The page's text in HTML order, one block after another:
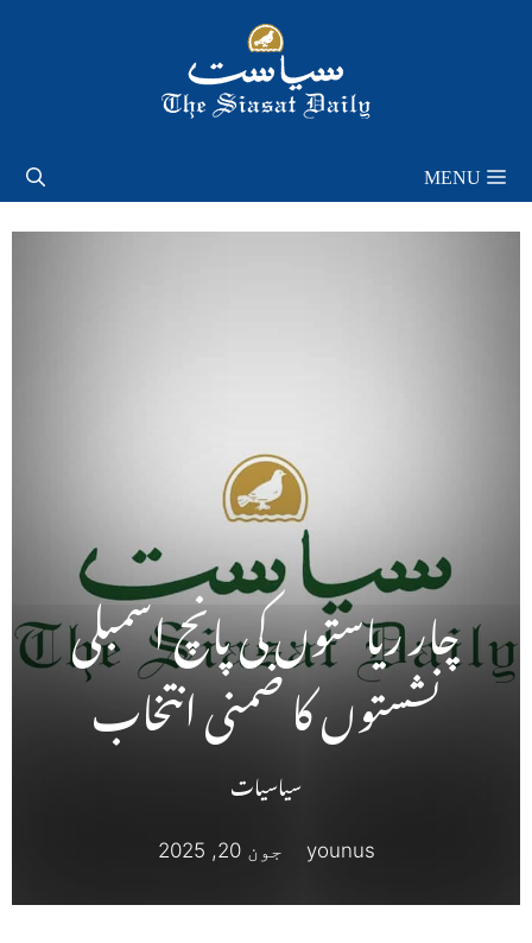
MENU
چار ریاستوں کی پانچ اسمبلی
نشستوں کا ضمنی انتخاب
سیاسیات
younus جون 20, 2025